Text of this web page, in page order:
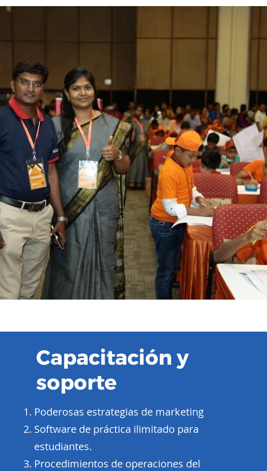
Capacitación y
soporte
Poderosas estrategias de marketing
Software de práctica ilimitado para
estudiantes.
Procedimientos de operaciones del